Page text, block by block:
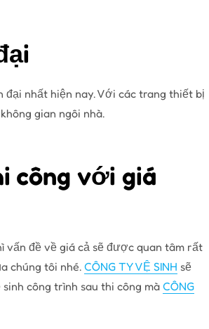
đại nhất hiện nay. Với các trang thiết bị
gian ngôi nhà.
công với giá
vấn đề về giá cả sẽ được quan tâm rất
chúng tôi nhé. CÔNG TY VỆ SINH sẽ
sinh công trình sau thi công mà CÔNG